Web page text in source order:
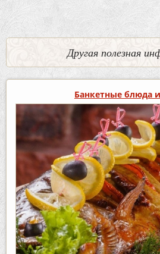
Другая полезная
Банкетные блюда